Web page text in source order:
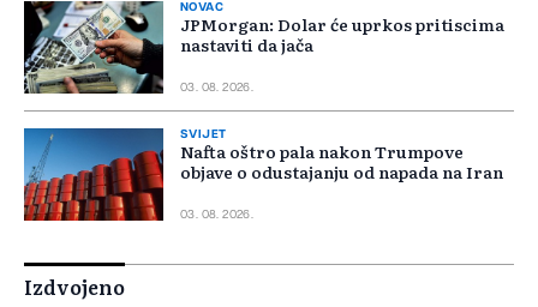
NOVAC
JPMorgan: Dolar će uprkos pritiscima
nastaviti da jača
03. 08. 2026.
SVIJET
Nafta oštro pala nakon Trumpove
objave o odustajanju od napada na Iran
03. 08. 2026.
Izdvojeno